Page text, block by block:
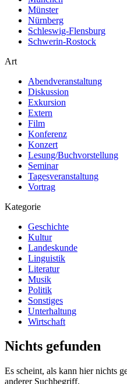
Münster
Nürnberg
Schleswig-Flensburg
Schwerin-Rostock
Art
Abendveranstaltung
Diskussion
Exkursion
Extern
Film
Konferenz
Konzert
Lesung/Buchvorstellung
Seminar
Tagesveranstaltung
Vortrag
Kategorie
Geschichte
Kultur
Landeskunde
Linguistik
Literatur
Musik
Politik
Sonstiges
Unterhaltung
Wirtschaft
Nichts gefunden
Es scheint, als kann hier nichts
anderer Suchbegriff.